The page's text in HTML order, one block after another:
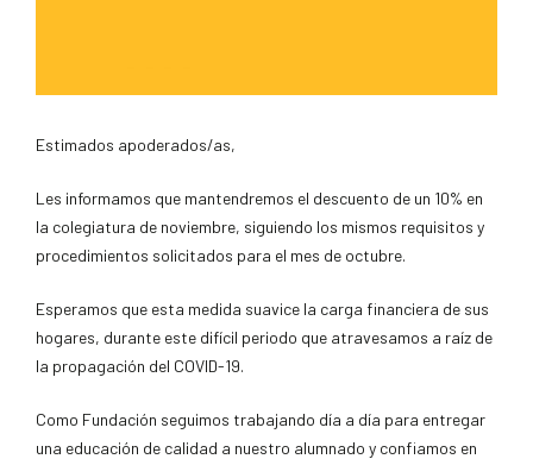
Estimados apoderados/as,
Les informamos que mantendremos el descuento de un 10% en
la colegiatura de noviembre, siguiendo los mismos requisitos y
procedimientos solicitados para el mes de octubre.
Esperamos que esta medida suavice la carga financiera de sus
hogares, durante este difícil periodo que atravesamos a raíz de
la propagación del COVID-19.
Como Fundación seguimos trabajando día a día para entregar
una educación de calidad a nuestro alumnado y confiamos en